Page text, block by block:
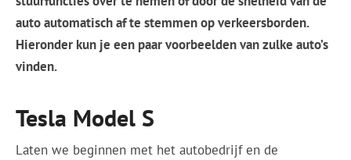
auto automatisch af te stemmen op verkeersborden.
Hieronder kun je een paar voorbeelden van zulke auto’s
vinden.
Tesla Model S
Laten we beginnen met het autobedrijf en de